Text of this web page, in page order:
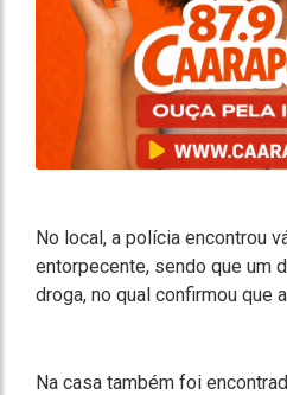
No local, a polícia encontrou
entorpecente, sendo que um
droga, no qual confirmou que
Na casa também foi